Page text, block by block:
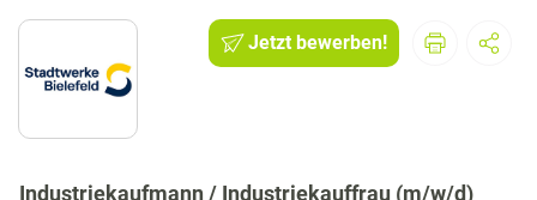
i
Jetzt bewerben!
Industriekaufmann / Industriekauffrau (m/w/d)